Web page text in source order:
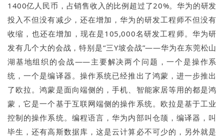
1400亿人民币，占销售收入的比例超过了20%。华为的研发
投入不但没有减少，还在增加，华为的研发工程师不但没有
收缩，也还在增加，现在是105,000名研发工程师。华为研
发有几个大的会战，特别是“三Y坡会战”——华为在东莞松山
湖基地组织的会战——主要解决两个问题，一个是操作系
统，一个是编译器。操作系统已经推出了鸿蒙，进一步推出
了欧拉。鸿蒙是面向端侧的，手机、智能家居等用的都是鸿
蒙，它是一个基于互联网端侧的操作系统。欧拉是基于工业
控制的操作系统。编程语言，华为内部叫仓颉，编译器，叫
毕生，还有高斯数据库，这是云计算必不可少的，另外就是